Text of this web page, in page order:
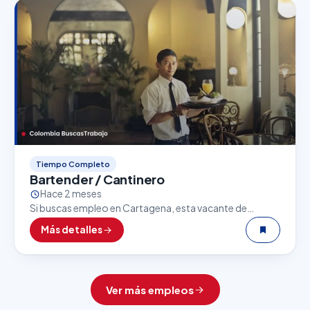
Tiempo Completo
Bartender / Cantinero
Hace 2 meses
Si buscas empleo en Cartagena, esta vacante de
Bartender / Cantinero puede ser una excelente
oportunidad. El sector gastronómico es uno de los
que…
Más detalles
Ver más empleos